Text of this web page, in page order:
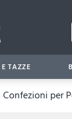
TAZZE
Confezioni per